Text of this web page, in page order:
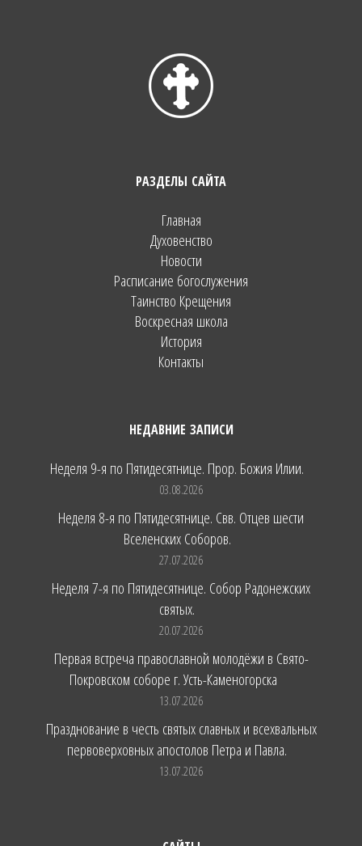
РАЗДЕЛЫ САЙТА
Главная
Духовенство
Новости
Расписание богослужения
Таинство Крещения
Воскресная школа
История
Контакты
НЕДАВНИЕ ЗАПИСИ
Неделя 9-я по Пятидесятнице. Прор. Божия Илии.
03.08.2026
Неделя 8-я по Пятидесятнице. Свв. Отцев шести
Вселенских Соборов.
27.07.2026
Неделя 7-я по Пятидесятнице. Собор Радонежских
святых.
20.07.2026
Первая встреча православной молодёжи в Свято-
Покровском соборе г. Усть-Каменогорска
13.07.2026
Празднование в честь святых славных и всехвальных
первоверховных апостолов Петра и Павла.
13.07.2026